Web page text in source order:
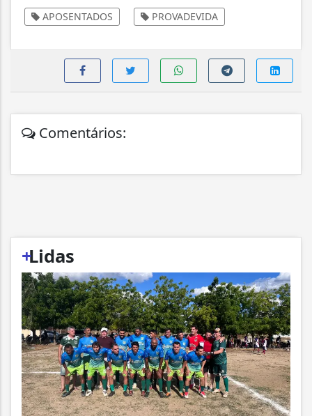
APOSENTADOS PROVADEVIDA
Comentários:
+
Lidas